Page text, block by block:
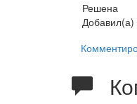
Решена
Добавил(а)